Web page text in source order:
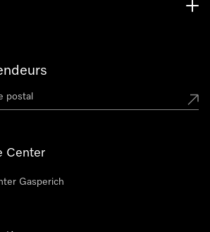
Center
Gasperich